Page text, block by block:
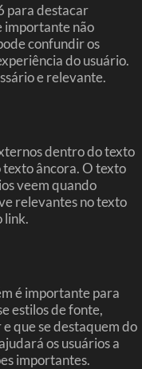
para destacar
importante não
confundir os
do usuário.
e relevante.
dentro do texto
âncora. O texto
veem quando
relevantes no texto
link.
é importante para
estilos de fonte,
que se destaquem do
os usuários a
importantes.